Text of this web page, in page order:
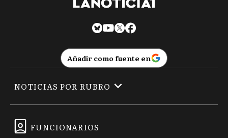
Añadir como fuente en
FUNCIONARIOS
NOTICIAS POR RUBRO